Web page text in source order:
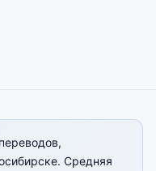
Средняя